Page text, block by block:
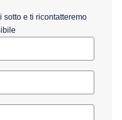
e ti ricontatteremo